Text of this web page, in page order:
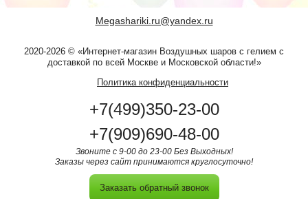
Megashariki.ru@yandex.ru
2020-2026 © «Интернет-магазин Воздушных шаров с гелием с
доставкой по всей Москве и Московской области!»
Политика конфиденциальности
+7(499)350-23-00
+7(909)690-48-00
Звоните с 9-00 до 23-00 Без Выходных!
Заказы через сайт принимаются круглосуточно!
Заказать обратный звонок